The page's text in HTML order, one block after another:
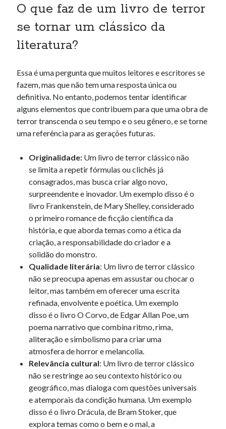
O que faz de um livro de terror
se tornar um clássico da
literatura?
Essa é uma pergunta que muitos leitores e escritores se
fazem, mas que não tem uma resposta única ou
definitiva. No entanto, podemos tentar identificar
alguns elementos que contribuem para que uma obra de
terror transcenda o seu tempo e o seu gênero, e se torne
uma referência para as gerações futuras.
Originalidade: Um livro de terror clássico não
se limita a repetir fórmulas ou clichês já
consagrados, mas busca criar algo novo,
surpreendente e inovador. Um exemplo disso é o
livro Frankenstein, de Mary Shelley, considerado
o primeiro romance de ficção científica da
história, e que aborda temas como a ética da
criação, a responsabilidade do criador e a
solidão do monstro.
Qualidade literária: Um livro de terror clássico
não se preocupa apenas em assustar ou chocar o
leitor, mas também em oferecer uma escrita
refinada, envolvente e poética. Um exemplo
disso é o livro O Corvo, de Edgar Allan Poe, um
poema narrativo que combina ritmo, rima,
aliteração e simbolismo para criar uma
atmosfera de horror e melancolia.
Relevância cultural: Um livro de terror clássico
não se restringe ao seu contexto histórico ou
geográfico, mas dialoga com questões universais
e atemporais da condição humana. Um exemplo
disso é o livro Drácula, de Bram Stoker, que
explora temas como o bem e o mal, a